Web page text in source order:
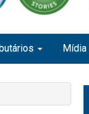
Mídia